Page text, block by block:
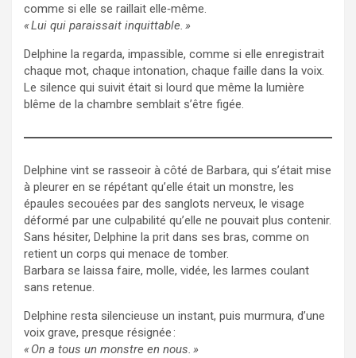
comme si elle se raillait elle‑même.
« Lui qui paraissait inquittable. »
Delphine la regarda, impassible, comme si elle enregistrait
chaque mot, chaque intonation, chaque faille dans la voix.
Le silence qui suivit était si lourd que même la lumière
blême de la chambre semblait s’être figée.
Delphine vint se rasseoir à côté de Barbara, qui s’était mise
à pleurer en se répétant qu’elle était un monstre, les
épaules secouées par des sanglots nerveux, le visage
déformé par une culpabilité qu’elle ne pouvait plus contenir.
Sans hésiter, Delphine la prit dans ses bras, comme on
retient un corps qui menace de tomber.
Barbara se laissa faire, molle, vidée, les larmes coulant
sans retenue.
Delphine resta silencieuse un instant, puis murmura, d’une
voix grave, presque résignée :
« On a tous un monstre en nous. »